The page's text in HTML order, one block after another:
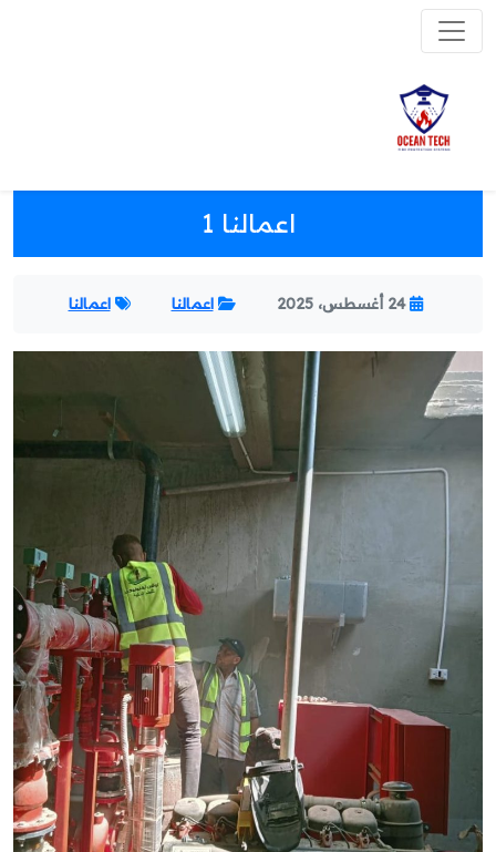
اعمالنا 1
24 أغسطس، 2025 اعمالنا اعمالنا